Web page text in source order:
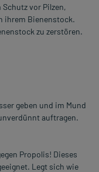
vor Pilzen,
ihrem Bienenstock.
zu zerstören.
geben und im Mund
auftragen.
Propolis! Dieses
Legt sich wie